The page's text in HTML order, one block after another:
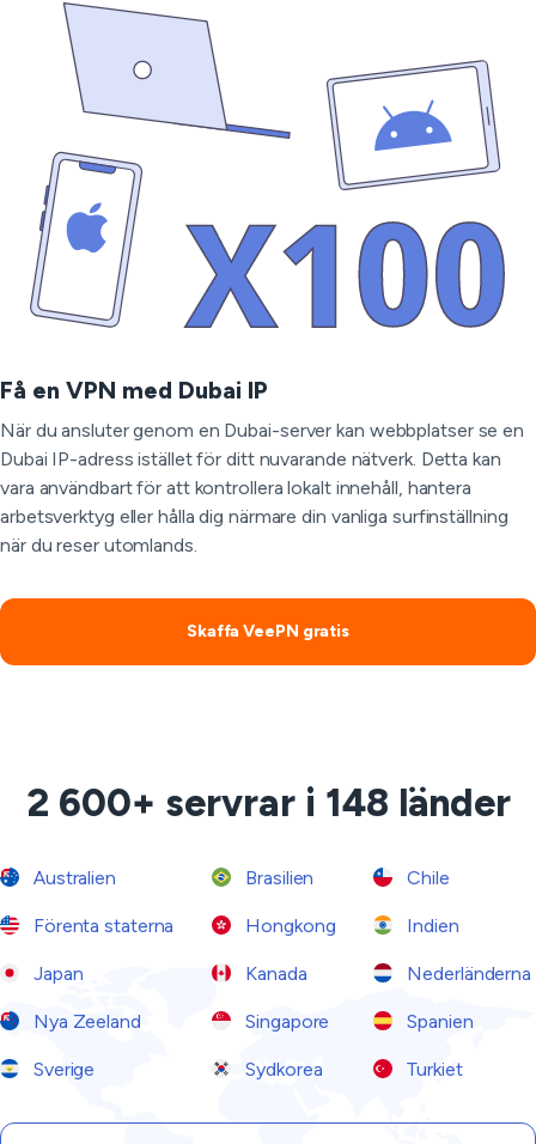
Få en VPN med Dubai IP
När du ansluter genom en Dubai-server kan webbplatser se en
Dubai IP-adress istället för ditt nuvarande nätverk. Detta kan
vara användbart för att kontrollera lokalt innehåll, hantera
arbetsverktyg eller hålla dig närmare din vanliga surfinställning
när du reser utomlands.
Skaffa VeePN gratis
2 600+ servrar i 148 länder
Australien Brasilien Chile
Förenta staterna Hongkong Indien
Japan Kanada Nederländerna
Nya Zeeland Singapore Spanien
Sverige Sydkorea Turkiet